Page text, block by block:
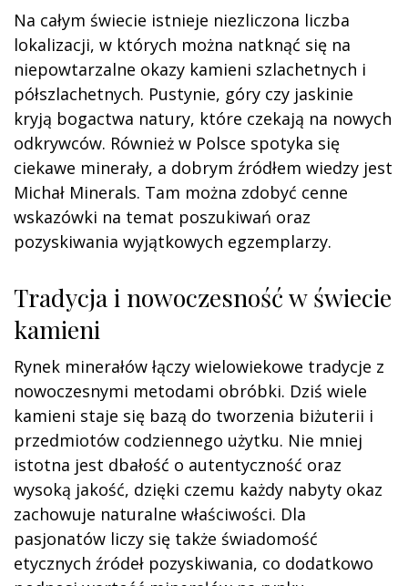
Na całym świecie istnieje niezliczona liczba
lokalizacji, w których można natknąć się na
niepowtarzalne okazy kamieni szlachetnych i
półszlachetnych. Pustynie, góry czy jaskinie
kryją bogactwa natury, które czekają na nowych
odkrywców. Również w Polsce spotyka się
ciekawe minerały, a dobrym źródłem wiedzy jest
Michał Minerals. Tam można zdobyć cenne
wskazówki na temat poszukiwań oraz
pozyskiwania wyjątkowych egzemplarzy.
Tradycja i nowoczesność w świecie
kamieni
Rynek minerałów łączy wielowiekowe tradycje z
nowoczesnymi metodami obróbki. Dziś wiele
kamieni staje się bazą do tworzenia biżuterii i
przedmiotów codziennego użytku. Nie mniej
istotna jest dbałość o autentyczność oraz
wysoką jakość, dzięki czemu każdy nabyty okaz
zachowuje naturalne właściwości. Dla
pasjonatów liczy się także świadomość
etycznych źródeł pozyskiwania, co dodatkowo